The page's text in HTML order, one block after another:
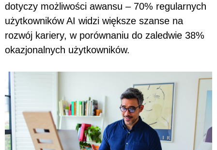
dotyczy możliwości awansu – 70% regularnych
użytkowników AI widzi większe szanse na
rozwój kariery, w porównaniu do zaledwie 38%
okazjonalnych użytkowników.